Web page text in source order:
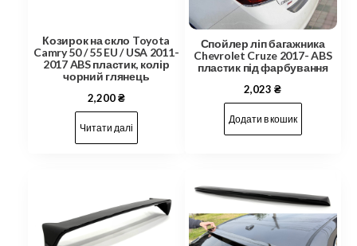
Козирок на скло Toyota
Camry 50 / 55 EU / USA 2011-
2017 ABS пластик, колір
чорний глянець
2,200₴
Читати далі
Спойлер ліп багажника
Chevrolet Cruze 2017- ABS
пластик під фарбування
2,023₴
Додати в кошик